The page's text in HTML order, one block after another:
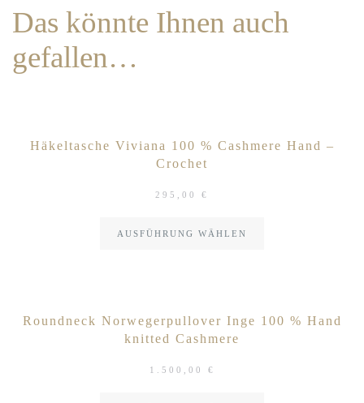
Das könnte Ihnen auch
gefallen…
Häkeltasche Viviana 100 % Cashmere Hand –
Crochet
295,00 €
AUSFÜHRUNG WÄHLEN
Roundneck Norwegerpullover Inge 100 % Hand
knitted Cashmere
1.500,00 €